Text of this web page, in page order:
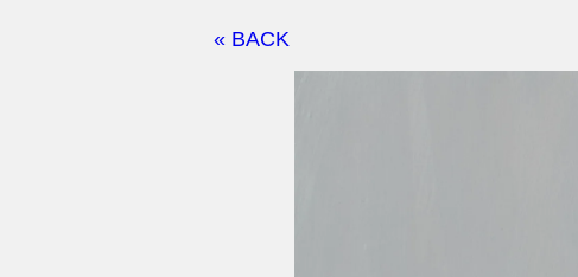
« BACK